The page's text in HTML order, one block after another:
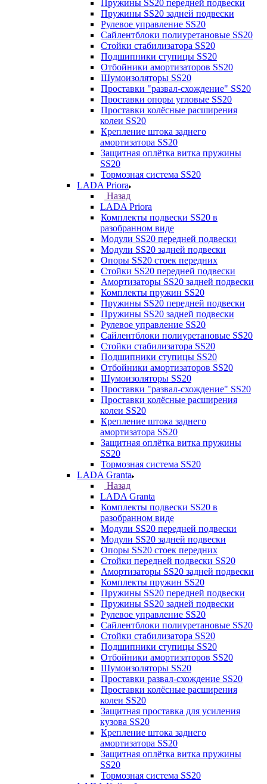
Пружины SS20 передней подвески
Пружины SS20 задней подвески
Рулевое управление SS20
Сайлентблоки полиуретановые SS20
Стойки стабилизатора SS20
Подшипники ступицы SS20
Отбойники амортизаторов SS20
Шумоизоляторы SS20
Проставки "развал-схождение" SS20
Проставки опоры угловые SS20
Проставки колёсные расширения
колеи SS20
Крепление штока заднего
амортизатора SS20
Защитная оплётка витка пружины
SS20
Тормозная система SS20
LADA Priora
Назад
LADA Priora
Комплекты подвески SS20 в
разобранном виде
Модули SS20 передней подвески
Модули SS20 задней подвески
Опоры SS20 стоек передних
Стойки SS20 передней подвески
Амортизаторы SS20 задней подвески
Комплекты пружин SS20
Пружины SS20 передней подвески
Пружины SS20 задней подвески
Рулевое управление SS20
Сайлентблоки полиуретановые SS20
Стойки стабилизатора SS20
Подшипники ступицы SS20
Отбойники амортизаторов SS20
Шумоизоляторы SS20
Проставки "развал-схождение" SS20
Проставки колёсные расширения
колеи SS20
Крепление штока заднего
амортизатора SS20
Защитная оплётка витка пружины
SS20
Тормозная система SS20
LADA Granta
Назад
LADA Granta
Комплекты подвески SS20 в
разобранном виде
Модули SS20 передней подвески
Модули SS20 задней подвески
Опоры SS20 стоек передних
Стойки передней подвески SS20
Амортизаторы SS20 задней подвески
Комплекты пружин SS20
Пружины SS20 передней подвески
Пружины SS20 задней подвески
Рулевое управление SS20
Сайлентблоки полиуретановые SS20
Стойки стабилизатора SS20
Подшипники ступицы SS20
Отбойники амортизаторов SS20
Шумоизоляторы SS20
Проставки развал-схождение SS20
Проставки колёсные расширения
колеи SS20
Защитная проставка для усиления
кузова SS20
Крепление штока заднего
амортизатора SS20
Защитная оплётка витка пружины
SS20
Тормозная система SS20